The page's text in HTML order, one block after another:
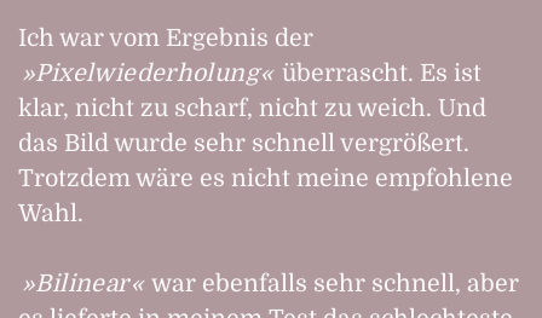
Ich war vom Ergebnis der
Pixelwiederholung
überrascht. Es ist
klar, nicht zu scharf, nicht zu weich. Und
das Bild wurde sehr schnell vergrößert.
Trotzdem wäre es nicht meine empfohlene
Wahl.
Bilinear
war ebenfalls sehr schnell, aber